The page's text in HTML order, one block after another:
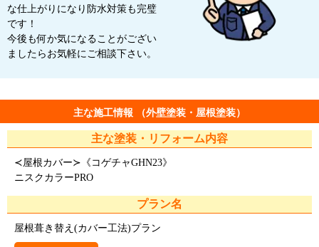
な仕上がりになり防水対策も完璧
です！
今後も何か気になることがござい
ましたらお気軽にご相談下さい。
主な施工情報 （外壁塗装・屋根塗装）
主な塗装・リフォーム内容
≺屋根カバー≻《コゲチャGHN23》
ニスクカラーPRO
プラン名
屋根葺き替え(カバー工法)プラン